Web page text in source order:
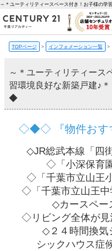
TOPページ > インフォメーション一覧 >
～＊ユーティリティース
習環境良好な新築戸建♪
◆
◇◆◇ 『物件お
◇JR総武本線「四
◇「小深保育
◇「千葉市立山王
◇「千葉市立山王中
◇カースペー
◇リビング全体が見
◇２４時間換気
シックハウス症